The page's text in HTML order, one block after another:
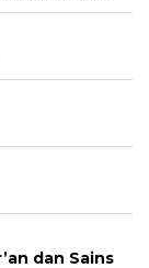
dan Sains